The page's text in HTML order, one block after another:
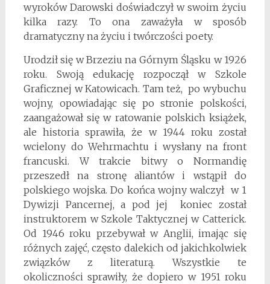
wyroków Darowski doświadczył w swoim życiu
kilka razy. To ona zaważyła w sposób
dramatyczny na życiu i twórczości poety.
Urodził się w Brzeziu na Górnym Śląsku w 1926
roku. Swoją edukację rozpoczął w Szkole
Graficznej w Katowicach. Tam też, po wybuchu
wojny, opowiadając się po stronie polskości,
zaangażował się w ratowanie polskich książek,
ale historia sprawiła, że w 1944 roku został
wcielony do Wehrmachtu i wysłany na front
francuski. W trakcie bitwy o Normandię
przeszedł na stronę aliantów i wstąpił do
polskiego wojska. Do końca wojny walczył w 1
Dywizji Pancernej, a pod jej koniec został
instruktorem w Szkole Taktycznej w Catterick.
Od 1946 roku przebywał w Anglii, imając się
różnych zajęć, często dalekich od jakichkolwiek
związków z literaturą. Wszystkie te
okoliczności sprawiły, że dopiero w 1951 roku